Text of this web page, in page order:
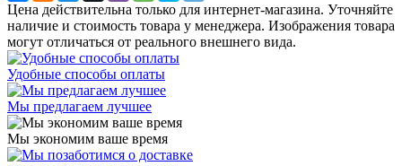
Цена действительна только для интернет-магазина. Уточняйте
наличие и стоимость товара у менеджера. Изображения товара
могут отличаться от реального внешнего вида.
Удобные способы оплаты
Мы предлагаем лучшее
Мы экономим ваше время